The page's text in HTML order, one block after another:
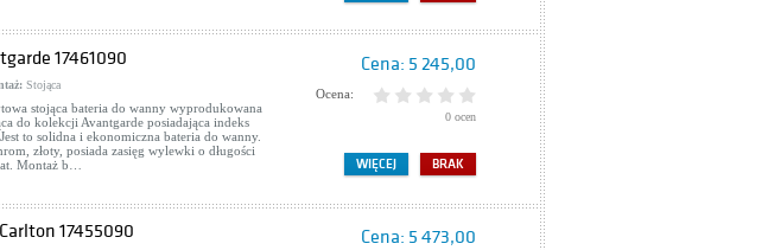
17461090
Stojąca
stojąca bateria do wanny wyprodukowana
do kolekcji Avantgarde posiadająca indeks
to solidna i ekonomiczna bateria do wanny.
złoty, posiada zasięg wylewki o długości
Montaż b…
Cena: 5 245,00
Ocena:
0 ocen
BRAK
WIĘCEJ
17455090 Cena: 5 473,00